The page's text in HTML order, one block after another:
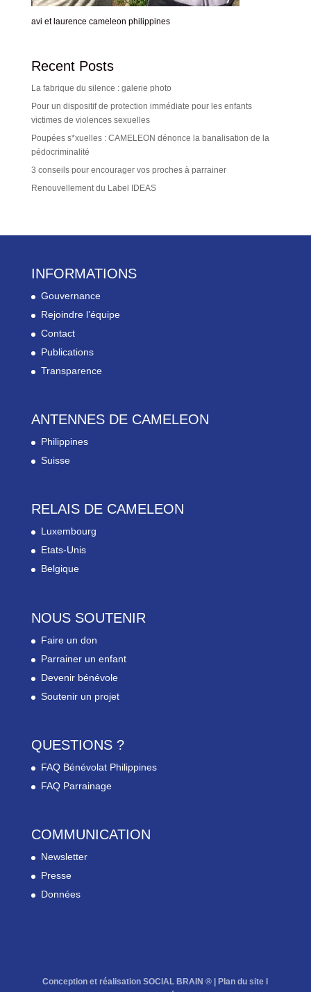
avi et laurence cameleon philippines
Recent Posts
La fabrique du silence : galerie photo
Pour un dispositif de protection immédiate pour les enfants
victimes de violences sexuelles
Poupées s*xuelles : CAMELEON dénonce la banalisation de la
pédocriminalité
3 conseils pour encourager vos proches à parrainer
Renouvellement du Label IDEAS
INFORMATIONS
Gouvernance
Rejoindre l’équipe
Contact
Publications
Transparence
ANTENNES DE CAMELEON
Philippines
Suisse
RELAIS DE CAMELEON
Luxembourg
Etats-Unis
Belgique
NOUS SOUTENIR
Faire un don
Parrainer un enfant
Devenir bénévole
Soutenir un projet
QUESTIONS ?
FAQ Bénévolat Philippines
FAQ Parrainage
COMMUNICATION
Newsletter
Presse
Données
Conception et réalisation SOCIAL BRAIN ® | Plan du site